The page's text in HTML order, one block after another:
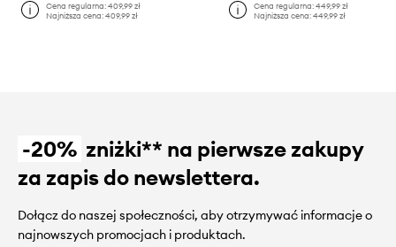
Cena regularna:409,99 zł
Najniższa cena:409,99 zł
Cena regularna: 449,99 zł
Najniższa cena: 449,99 zł
-20% zniżki** na pierwsze zakupy
za zapis do newslettera.
Dołącz do naszej społeczności, aby otrzymywać informacje o
najnowszych promocjach i produktach.